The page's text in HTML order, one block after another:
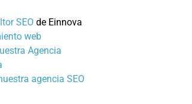
SEO de Einnova
web
Agencia
agencia SEO